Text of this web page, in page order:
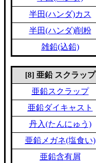
半田(ハンダ)カス
半田(ハンダ)削粉
雑鉛(込鉛)
[8] 亜鉛 スクラップ
亜鉛スクラップ
亜鉛ダイキャスト
丹入(たんにゅう)
亜鉛メガネ(塩食い)
亜鉛含有屑